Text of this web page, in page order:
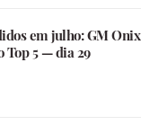
em julho: GM Onix
Top 5 — dia 29